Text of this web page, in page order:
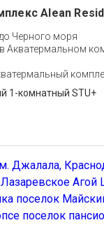
Alean
Черного моря
Акватермальном
1-комнатный STU+